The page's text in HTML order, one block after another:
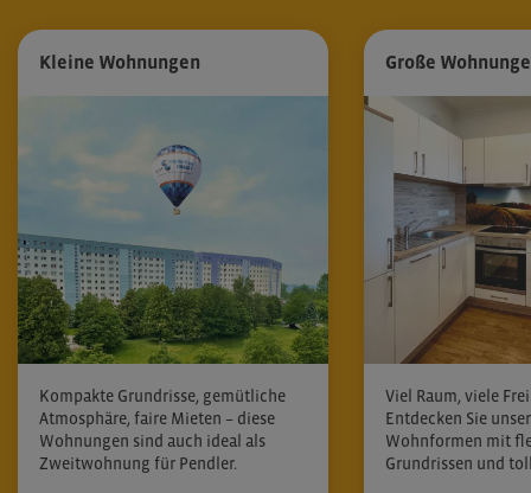
Kleine Wohnungen
Kompakte Grundrisse, gemütliche
Atmosphäre, faire Mieten – diese
Wohnungen sind auch ideal als
Zweitwohnung für Pendler.
Große
Viel Raum, viele
Entdecken Sie
Wohnformen mit
Grundrissen und